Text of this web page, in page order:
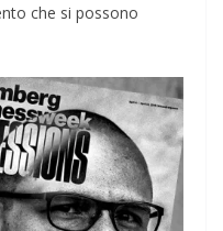
che si possono